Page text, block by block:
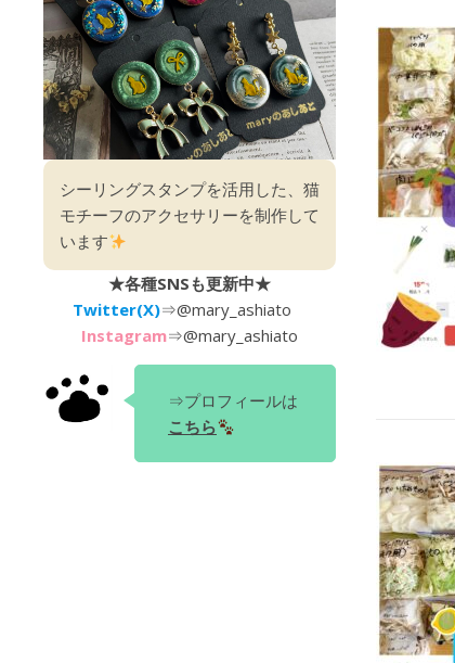
シーリングスタンプを活用した、猫
モチーフのアクセサリーを制作して
います
★各種SNSも更新中★
Twitter(X)⇒@mary_ashiato
Instagram⇒@mary_ashiato
⇒プロフィールは
こちら